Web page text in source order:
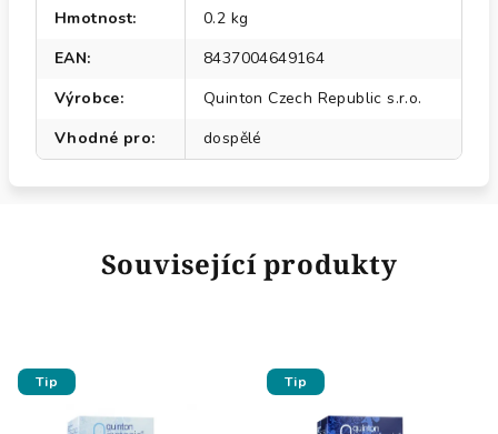
Hmotnost:
0.2 kg
EAN:
8437004649164
Výrobce:
Quinton Czech Republic s.r.o.
Vhodné pro: dospělé
Související produkty
Tip Tip